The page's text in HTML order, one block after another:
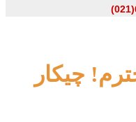
چیکار